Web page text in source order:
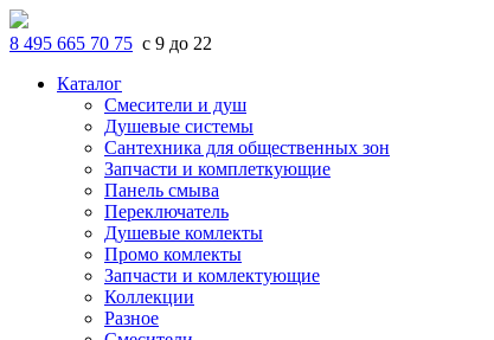
8 495 665 70 75 с 9 до 22
Каталог
Смесители и душ
Душевые системы
Сантехника для общественных зон
Запчасти и комплеткующие
Панель смыва
Переключатель
Душевые комлекты
Промо комлекты
Запчасти и комлектующие
Коллекции
Разное